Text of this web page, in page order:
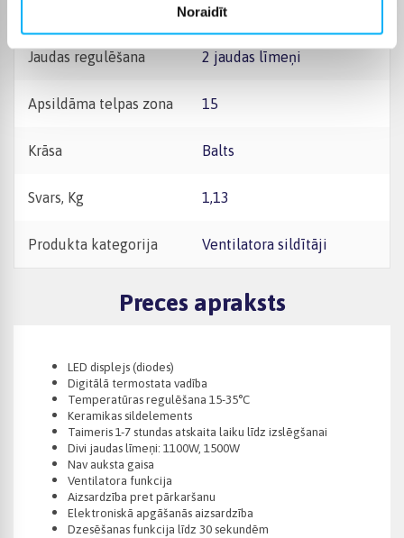
Noraidīt1500 W
Jaudas regulēšana 2 jaudas līmeņi
Apsildāma telpas zona 15
Krāsa Balts
Svars, Kg 1,13
Produkta kategorija Ventilatora sildītāji
Preces apraksts
LED displejs (diodes)
Digitālā termostata vadība
Temperatūras regulēšana 15-35°C
Keramikas sildelements
Taimeris 1-7 stundas atskaita laiku līdz izslēgšanai
Divi jaudas līmeņi: 1100W, 1500W
Nav auksta gaisa
Ventilatora funkcija
Aizsardzība pret pārkaršanu
Elektroniskā apgāšanās aizsardzība
Dzesēšanas funkcija līdz 30 sekundēm